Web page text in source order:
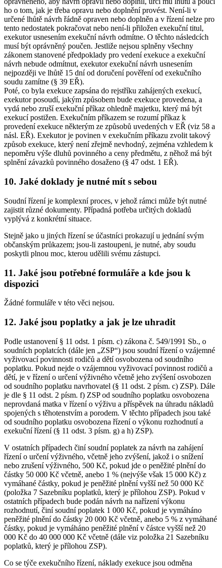
ho o tom, jak je třeba opravu nebo doplnění provést. Není-li v
určené lhůtě návrh řádně opraven nebo doplněn a v řízení nelze pro
tento nedostatek pokračovat nebo není-li přiložen exekuční titul,
exekutor usnesením exekuční návrh odmítne. O těchto následcích
musí být oprávněný poučen. Jestliže nejsou splněny všechny
zákonem stanovené předpoklady pro vedení exekuce a exekuční
návrh nebude odmítnut, exekutor exekuční návrh usnesením
nejpozději ve lhůtě 15 dní od doručení pověření od exekučního
soudu zamítne (§ 39 EŘ).
Poté, co byla exekuce zapsána do rejstříku zahájených exekucí,
exekutor posoudí, jakým způsobem bude exekuce provedena, a
vydá nebo zruší exekuční příkaz ohledně majetku, který má být
exekucí postižen. Exekučním příkazem se rozumí příkaz k
provedení exekuce některým ze způsobů uvedených v EŘ (viz 58 a
násl. EŘ). Exekutor je povinen v exekučním příkazu zvolit takový
způsob exekuce, který není zřejmě nevhodný, zejména vzhledem k
nepoměru výše dluhů povinného a ceny předmětu, z něhož má být
splnění závazků povinného dosaženo (§ 47 odst. 1 EŘ).
10. Jaké doklady je nutné mít s sebou
Soudní řízení je komplexní proces, v jehož rámci může být nutné
zajistit různé dokumenty. Případná potřeba určitých dokladů
vyplývá z konkrétní situace.
Stejně jako u jiných řízení se účastníci prokazují u jednání svým
občanským průkazem; jsou-li zastoupeni, je nutné, aby soudu
poskytli plnou moc, kterou udělili svému zástupci.
11. Jaké jsou potřebné formuláře a kde jsou k
dispozici
Žádné formuláře v této věci nejsou.
12. Jaké jsou poplatky a jak je lze uhradit
Podle ustanovení § 11 odst. 1 písm. c) zákona č. 549/1991 Sb., o
soudních poplatcích (dále jen „ZSP“) jsou soudní řízení o vzájemné
vyživovací povinnosti rodičů a dětí osvobozena od soudního
poplatku. Pokud nejde o vzájemnou vyživovací povinnost rodičů a
dětí, je v řízení o určení výživného včetně jeho zvýšení osvobozen
od soudního poplatku navrhovatel (§ 11 odst. 2 písm. c) ZSP). Dále
je dle § 11 odst. 2 písm. f) ZSP od soudního poplatku osvobozena
neprovdaná matka v řízení o výživu a příspěvek na úhradu nákladů
spojených s těhotenstvím a porodem. V těchto případech jsou také
od soudního poplatku osvobozena řízení o výkonu rozhodnutí a
exekuční řízení (§ 11 odst. 3 písm. g) a h) ZSP).
V ostatních případech činí soudní poplatek za návrh na zahájení
řízení o určení výživného, včetně jeho zvýšení, jakož i o snížení
nebo zrušení výživného, 500 Kč, pokud jde o peněžité plnění do
částky 50 000 Kč včetně, anebo 1 % (nejvýše však 15 000 Kč) z
vymáhané částky, pokud je peněžité plnění vyšší než 50 000 Kč
(položka 7 Sazebníku poplatků, který je přílohou ZSP). Pokud v
ostatních případech bude podán návrh na nařízení výkonu
rozhodnutí, činí soudní poplatek 1 000 Kč, pokud je vymáháno
peněžité plnění do částky 20 000 Kč včetně, anebo 5 % z vymáhané
částky, pokud je vymáháno peněžité plnění v částce vyšší než 20
000 Kč do 40 000 000 Kč včetně (dále viz položka 21 Sazebníku
poplatků, který je přílohou ZSP).
Co se týče exekučního řízení, náklady exekuce jsou odměna